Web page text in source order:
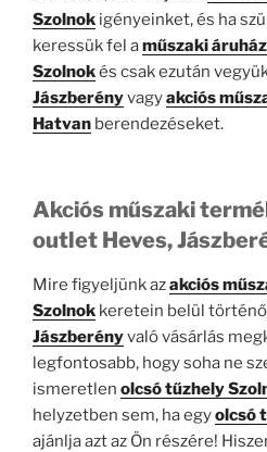
Szolnok igényeinket, és ha
keressük fel aműszaki
Szolnokés csak ezután
Jászberényvagyakciós
Hatvan berendezéseket.
Akciós műszaki
outlet Heves,
Mire figyeljünk azakciós
Szolnok keretein belül történő
Jászberényvaló vásárlás
legfontosabb, hogy soha ne
ismeretlen olcsó tűzhely
helyzetben sem, ha egyolcsó
ajánlja azt az Ön részére!